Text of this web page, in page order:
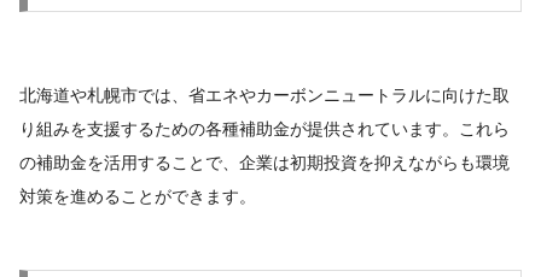
北海道や札幌市では、省エネやカーボンニュートラルに向けた取
り組みを支援するための各種補助金が提供されています。これら
の補助金を活用することで、企業は初期投資を抑えながらも環境
対策を進めることができます。